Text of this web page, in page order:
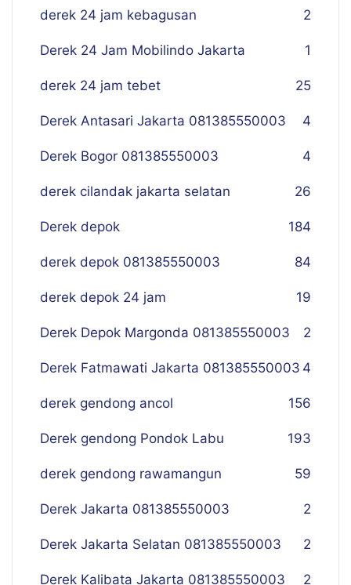
derek 24 jam kebagusan 2
Derek 24 Jam Mobilindo Jakarta 1
derek 24 jam tebet 25
Derek Antasari Jakarta 081385550003 4
Derek Bogor 081385550003 4
derek cilandak jakarta selatan 26
Derek depok 184
derek depok 081385550003 84
derek depok 24 jam 19
Derek Depok Margonda 081385550003 2
Derek Fatmawati Jakarta 081385550003 4
derek gendong ancol 156
Derek gendong Pondok Labu 193
derek gendong rawamangun 59
Derek Jakarta 081385550003 2
Derek Jakarta Selatan 081385550003 2
Derek Kalibata Jakarta 081385550003 2